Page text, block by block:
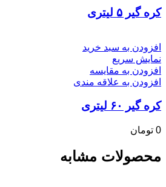
کره گیر ۵ لیتری
افزودن به سبد خرید
نمایش سریع
افزودن به مقایسه
افزودن به علاقه مندی
کره گیر ۶۰ لیتری
0 تومان
محصولات مشابه